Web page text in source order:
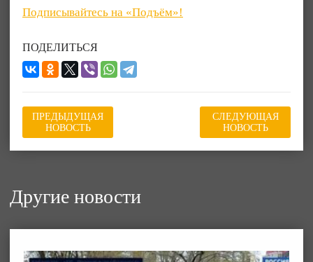
Подписывайтесь на «Подъём»!
ПОДЕЛИТЬСЯ
ПРЕДЫДУЩАЯ
НОВОСТЬ
СЛЕДУЮЩАЯ
НОВОСТЬ
Другие новости